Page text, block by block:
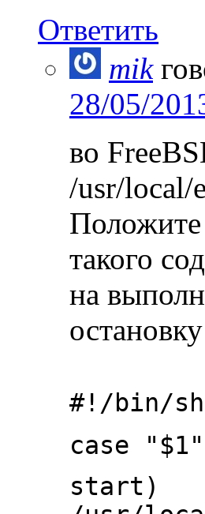
Ответить
mik
28/05/
во
/usr/local/
Положите
такого
на
#!/bin/
case
start)